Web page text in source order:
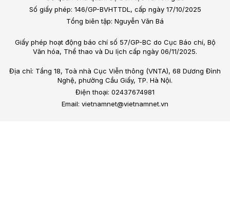
Số giấy phép: 146/GP-BVHTTDL, cấp ngày 17/10/2025
Tổng biên tập: Nguyễn Văn Bá
Giấy phép hoạt động báo chí số 57/GP-BC do Cục Báo chí, Bộ
Văn hóa, Thể thao và Du lịch cấp ngày 06/11/2025.
Địa chỉ: Tầng 18, Toà nhà Cục Viễn thông (VNTA), 68 Dương Đình
Nghệ, phường Cầu Giấy, TP. Hà Nội.
Điện thoại: 02437674981
Email: vietnamnet@vietnamnet.vn